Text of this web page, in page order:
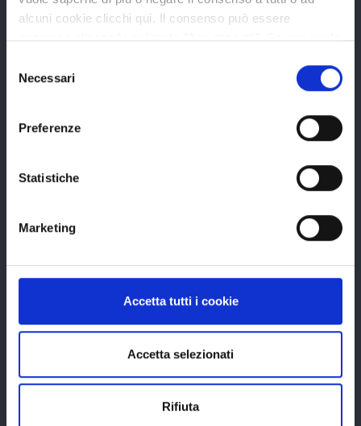
alcuni cookie clicchi qui. Il consenso può essere
espresso cliccando sul tasto "Accetta tutti". Se non vuole
tasto "Rifiuta".
delNecessari
Preferenze
Statistiche
Marketing
Accetta tutti i cookie
Accetta selezionati
Rifiuta
Storia della Provincia
Edifici e Parchi
Bandi e avvisi
Bandi di gara
In scadenza
Aree tematiche